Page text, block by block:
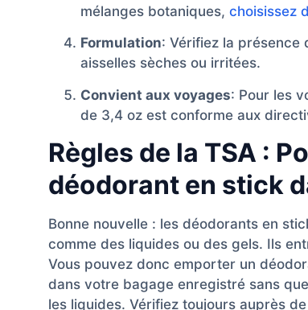
mélanges botaniques, choisissez
Formulation: Vérifiez la présence
aisselles sèches ou irritées.
Convient aux voyages: Pour les
de 3,4 oz est conforme aux
Règles de la TSA :
déodorant en stick
Bonne nouvelle : les déodorants en
comme des liquides ou des gels. Ils
Vous pouvez donc emporter un
dans votre bagage enregistré sans
les liquides. Vérifiez toujours auprès